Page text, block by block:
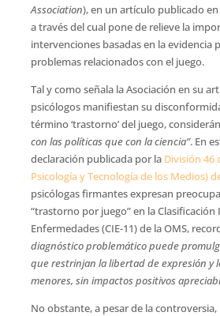
Association), en un artículo publicado
a través del cual pone de relieve la
intervenciones basadas en la evidencia
problemas relacionados con el juego.
Tal y como señala la Asociación en su
psicólogos manifiestan su
término ‘trastorno’ del juego,
con las políticas que con la ciencia”. En
declaración publicada por la División 46
Psicología y Tecnología de los Medios)
psicólogas firmantes expresan
“trastorno por juego” en la
Enfermedades (CIE-11) de la OMS,
diagnóstico problemático puede
que restrinjan la libertad de expresión y
menores, sin impactos positivos
No obstante, a pesar de la controversia,